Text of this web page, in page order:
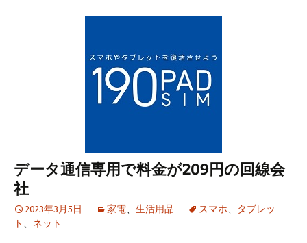
データ通信専用で料金が209円の回線会
社
2023年3月5日 家電、 生活用品 スマホ、
タブレッ
ト 、 ネット